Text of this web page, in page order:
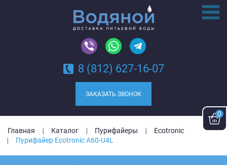
0
8 (812) 627-16-07
ЗАКАЗАТЬ ЗВОНОК
Главная Каталог Пурифайеры
Ecotronic
Пурифайер Ecotronic A60-U4L